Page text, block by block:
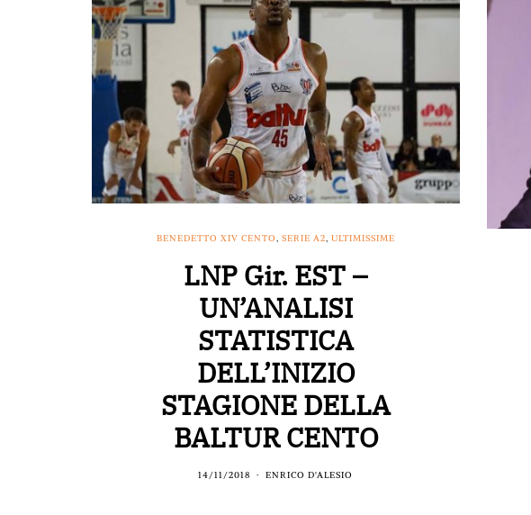
BENEDETTO XIV CENTO, SERIE A2, ULTIMISSIME
LNP Gir. EST –
UN’ANALISI
STATISTICA
DELL’INIZIO
STAGIONE DELLA
BALTUR CENTO
14/11/2018 ENRICO D'ALESIO